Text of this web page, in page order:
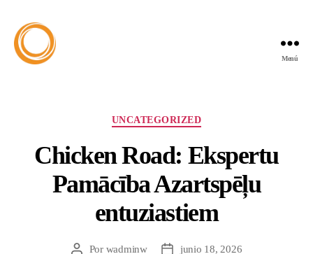
Menú
UNCATEGORIZED
Chicken Road: Ekspertu
Pamācība Azartspēļu
entuziastiem
Por wadminw
junio 18, 2026